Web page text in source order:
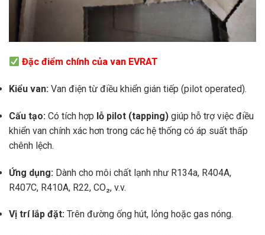
Đặc điểm chính của van EVRAT
Kiểu van: Van điện từ điều khiển gián tiếp (pilot operated).
Cấu tạo: Có tích hợp lỗ pilot (tapping) giúp hỗ trợ việc điều
khiển van chính xác hơn trong các hệ thống có áp suất thấp
chênh lệch.
Ứng dụng: Dành cho môi chất lạnh như R134a, R404A,
R407C, R410A, R22, CO₂, v.v.
Vị trí lắp đặt: Trên đường ống hút, lỏng hoặc gas nóng.